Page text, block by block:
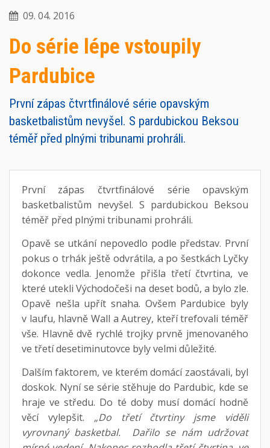
09. 04. 2016
Do série lépe vstoupily
Pardubice
První zápas čtvrtfinálové série opavským
basketbalistům nevyšel. S pardubickou Beksou
téměř před plnými tribunami prohráli.
První zápas čtvrtfinálové série opavským
basketbalistům nevyšel. S pardubickou Beksou
téměř před plnými tribunami prohráli.
Opavě se utkání nepovedlo podle představ. První
pokus o trhák ještě odvrátila, a po šestkách Lyčky
dokonce vedla. Jenomže přišla třetí čtvrtina, ve
které utekli Východočeši na deset bodů, a bylo zle.
Opavě nešla upřít snaha. Ovšem Pardubice byly
v laufu, hlavně Wall a Autrey, kteří trefovali téměř
vše. Hlavně dvě rychlé trojky prvně jmenovaného
ve třetí desetiminutovce byly velmi důležité.
Dalším faktorem, ve kterém domácí zaostávali, byl
doskok. Nyní se série stěhuje do Pardubic, kde se
hraje ve středu. Do té doby musí domácí hodně
věcí vylepšit. „Do třetí čtvrtiny jsme viděli
vyrovnaný basketbal. Dařilo se nám udržovat